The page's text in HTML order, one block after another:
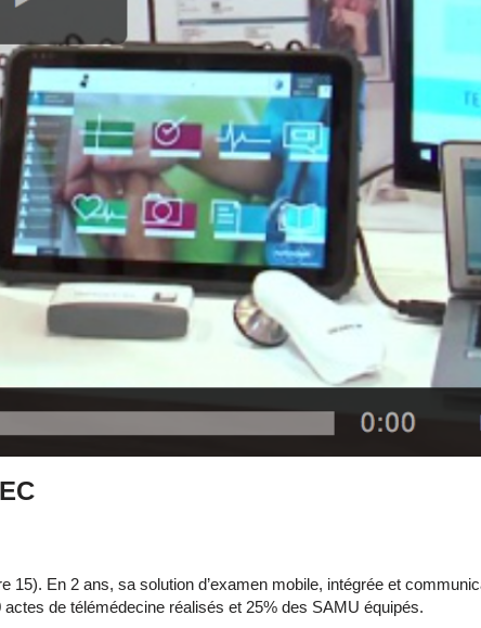
En 2 ans, sa solution d’examen mobile, intégrée et
de télémédecine réalisés et 25% des SAMU équipés.